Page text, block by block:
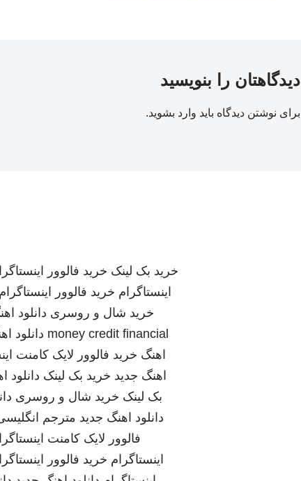
دیدگاهتان را بنویسید
برای نوشتن دیدگاه باید وارد بشوید.
خرید بک لینک خرید فالوور
اینستاگرام خرید فالوور اینستاگرام
خرید شال و روسری دانلود
money credit financial دانلود
اهنگ خرید فالوور لایک کامنت
اهنگ جدید خرید بک لینک دانلود
بک لینک خرید شال و روسری
دانلود اهنگ جدید مترجم
فالوور لایک کامنت
اینستاگرام خرید فالوور